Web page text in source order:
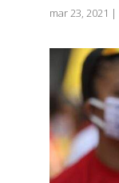
mar 23, 2021 |